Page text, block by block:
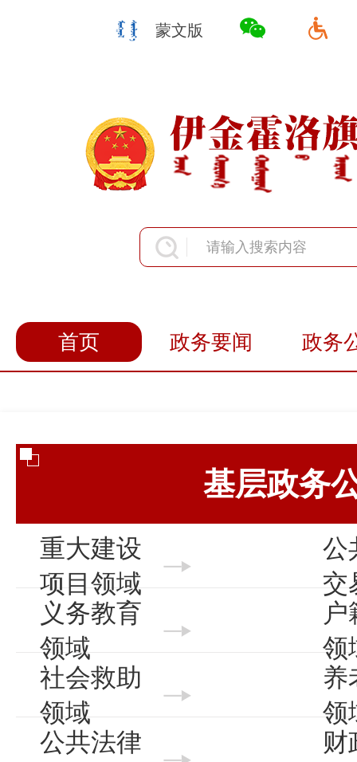
蒙文版
首页 政务要闻
政务
基层政务
重大建设
项目领域
公
交
义务教育
领域
领
社会救助
领域
养
领
公共法律
财